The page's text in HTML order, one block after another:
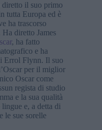
il suo primo
tutta Europa ed è
ha trascorso
diretto James
, ha fatto
e ha
Errol Flynn. Il suo
per il miglior
Oscar come
regista di studio
e la sua qualità
e, a detta di
le sue sorelle